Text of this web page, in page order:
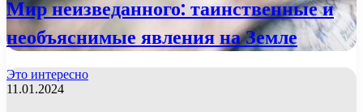
Мир неизведанного: таинственные и
необъяснимые явления на Земле
Это интересно
11.01.2024